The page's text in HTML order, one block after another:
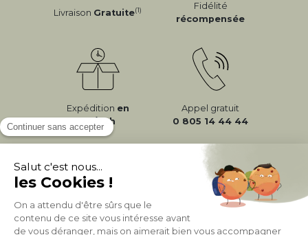
Livraison Gratuite(1)
Fidélité
récompensée
Expédition en
24/72h
Appel gratuit
0 805 14 44 44
À PROPOS DE MILIBOO